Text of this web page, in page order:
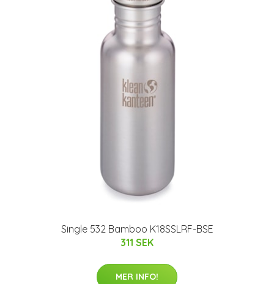
Single 532 Bamboo K18SSLRF-BSE
311 SEK
MER INFO!